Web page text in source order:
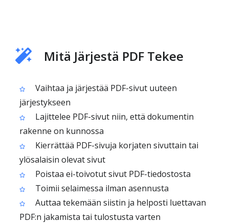
Mitä Järjestä PDF Tekee
Vaihtaa ja järjestää PDF-sivut uuteen
järjestykseen
Lajittelee PDF-sivut niin, että dokumentin
rakenne on kunnossa
Kierrättää PDF-sivuja korjaten sivuttain tai
ylösalaisin olevat sivut
Poistaa ei-toivotut sivut PDF-tiedostosta
Toimii selaimessa ilman asennusta
Auttaa tekemään siistin ja helposti luettavan
PDF:n jakamista tai tulostusta varten